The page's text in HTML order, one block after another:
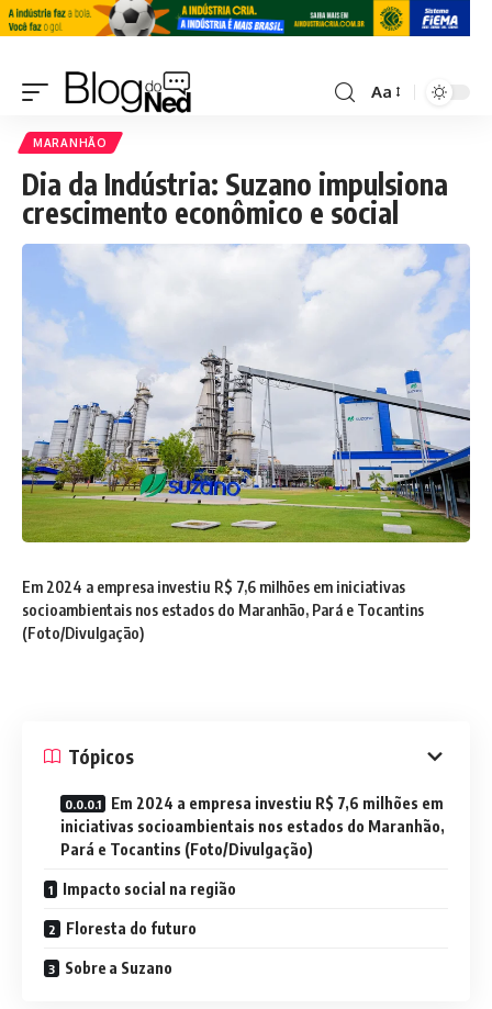
Aa
MARANHÃO
Dia da Indústria: Suzano impulsiona
crescimento econômico e social
Em 2024 a empresa investiu R$ 7,6 milhões em iniciativas
socioambientais nos estados do Maranhão, Pará e Tocantins
(Foto/Divulgação)
Tópicos
Em 2024 a empresa investiu R$ 7,6 milhões em
iniciativas socioambientais nos estados do Maranhão,
Pará e Tocantins (Foto/Divulgação)
Impacto social na região
Floresta do futuro
Sobre a Suzano